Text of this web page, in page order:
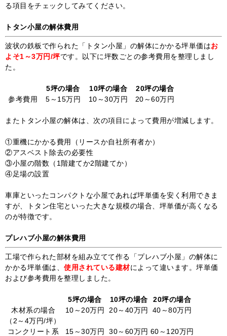
る項目をチェックしてみてください。
トタン小屋の解体費用
波状の鉄板で作られた「トタン小屋」の解体にかかる坪単価はお
よそ1～3万円/坪です。以下に坪数ごとの参考費用を整理しまし
た。
5坪の場合 10坪の場合
20坪の場合
参考費用
5～15万円 10～30万円 20～60万円
またトタン小屋の解体は、次の項目によって費用が増減します。
①重機にかかる費用（リースか自社所有者か）
②アスベスト除去の必要性
③小屋の階数（1階建てか2階建てか）
④足場の設置
車庫といったコンパクトな小屋であれば坪単価を安く利用できま
すが、トタン住宅といった大きな規模の場合、坪単価が高くなる
のが特徴です。
プレハブ小屋の解体費用
工場で作られた部材を組み立てて作る「プレハブ小屋」の解体に
かかる坪単価は、 使用されている建材によって違います。坪単価
および参考費用を整理しました。
5坪の場合 10坪の場合
20坪の場合
木材系の場合
（2～4万円/坪）
10～20万円 20～40万円 40～80万円
コンクリート系
15～30万円 30～60万円 60～120万円